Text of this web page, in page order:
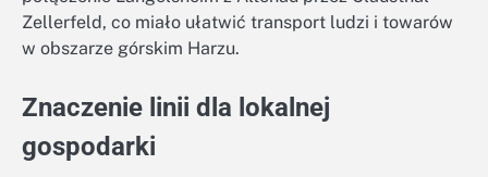
Zellerfeld, co miało ułatwić transport ludzi i towarów
w obszarze górskim Harzu.
Znaczenie linii dla lokalnej
gospodarki